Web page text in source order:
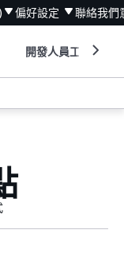
偏好設定 聯絡我們
開發人員工具